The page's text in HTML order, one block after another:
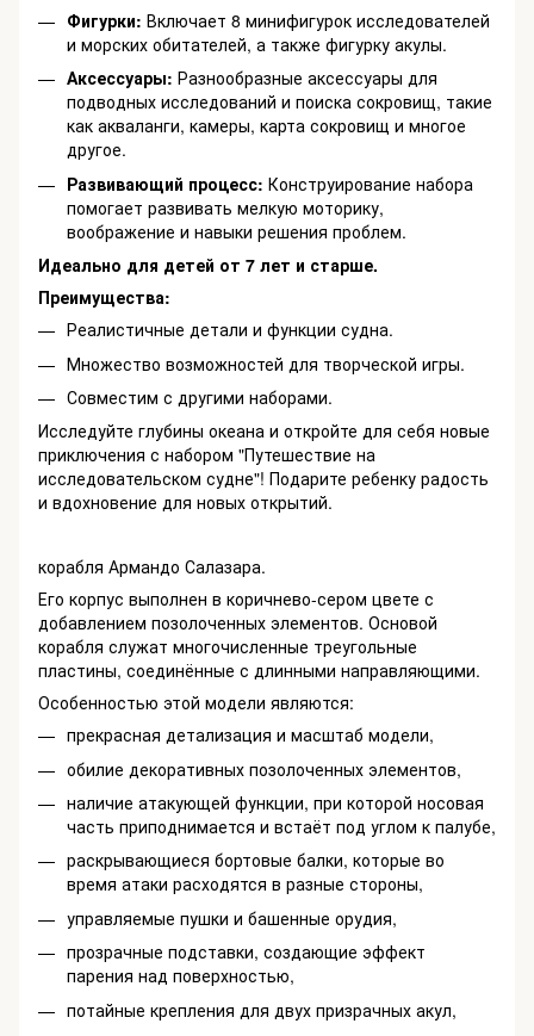
Фигурки: Включает 8 минифигурок исследователей
и морских обитателей, а также фигурку акулы.
Аксессуары: Разнообразные аксессуары для
подводных исследований и поиска сокровищ, такие
как акваланги, камеры, карта сокровищ и многое
другое.
Развивающий процесс: Конструирование набора
помогает развивать мелкую моторику,
воображение и навыки решения проблем.
Идеально для детей от 7 лет и старше.
Преимущества:
Реалистичные детали и функции судна.
Множество возможностей для творческой игры.
Совместим с другими наборами.
Исследуйте глубины океана и откройте для себя новые
приключения с набором "Путешествие на
исследовательском судне"! Подарите ребенку радость
и вдохновение для новых открытий.
корабля Армандо Салазара.
Его корпус выполнен в коричнево-сером цвете с
добавлением позолоченных элементов. Основой
корабля служат многочисленные треугольные
пластины, соединённые с длинными направляющими.
Особенностью этой модели являются:
прекрасная детализация и масштаб модели,
обилие декоративных позолоченных элементов,
наличие атакующей функции, при которой носовая
часть приподнимается и встаёт под углом к палубе,
раскрывающиеся бортовые балки, которые во
время атаки расходятся в разные стороны,
управляемые пушки и башенные орудия,
прозрачные подставки, создающие эффект
парения над поверхностью,
потайные крепления для двух призрачных акул,